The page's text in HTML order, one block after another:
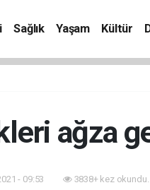
Sağlık Yaşam Kültür
ağza
- 09:53 3838+ kez okundu.